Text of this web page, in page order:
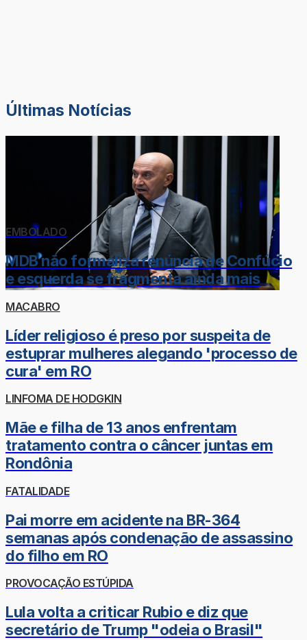
Últimas Notícias
EMBOLADO
MDB não formaliza renúncia de Confúcio
e esquerda se fragmenta ainda mais
MACABRO
Líder religioso é preso por suspeita de
estuprar mulheres alegando 'processo de
cura' em RO
LINFOMA DE HODGKIN
Mãe e filha de 13 anos enfrentam
tratamento contra o câncer juntas em
Rondônia
FATALIDADE
Pai morre em acidente na BR-364
semanas após condenação de assassino
do filho em RO
PROVOCAÇÃO ESTÚPIDA
Lula volta a criticar Rubio e diz que
secretário de Trump "odeia o Brasil"